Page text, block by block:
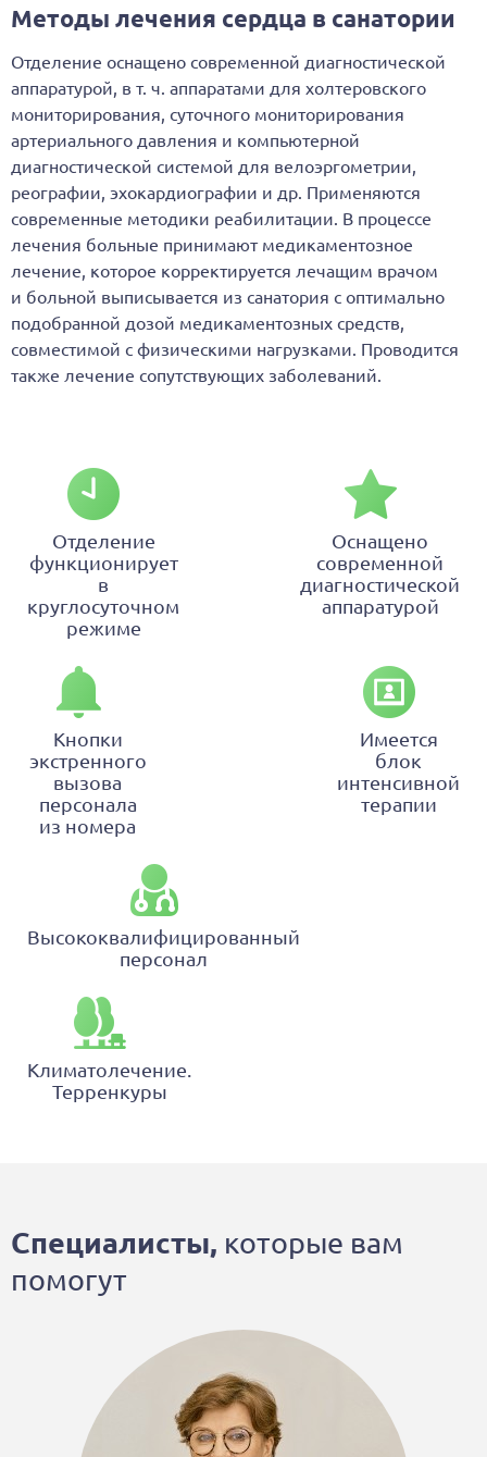
Методы лечения сердца в санатории
Отделение оснащено современной диагностической
аппаратурой, в т. ч. аппаратами для холтеровского
мониторирования, суточного мониторирования
артериального давления и компьютерной
диагностической системой для велоэргометрии,
реографии, эхокардиографии и др. Применяются
современные методики реабилитации. В процессе
лечения больные принимают медикаментозное
лечение, которое корректируется лечащим врачом
и больной выписывается из санатория с оптимально
подобранной дозой медикаментозных средств,
совместимой с физическими нагрузками. Проводится
также лечение сопутствующих заболеваний.
Отделение
функционирует
в
круглосуточном
режиме
Оснащено
современной
диагностической
аппаратурой
Кнопки
экстренного
вызова
персонала
из номера
Имеется
блок
интенсивной
терапии
Высококвалифицированный
персонал
Климатолечение.
Терренкуры
Специалисты, которые вам
помогут